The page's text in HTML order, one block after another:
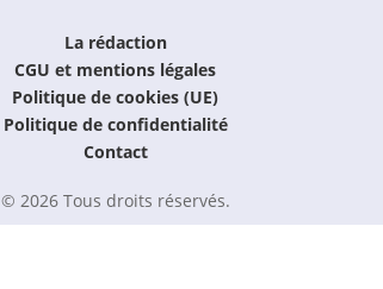
La rédaction
CGU et mentions légales
Politique de cookies (UE)
Politique de confidentialité
Contact
© 2026 Tous droits réservés.